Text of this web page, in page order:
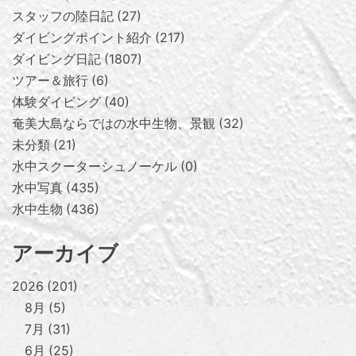
スタッフの陸日記 27
ダイビングポイント紹介 217
ダイビング日記 1807
ツアー＆旅行 6
体験ダイビング 40
奄美大島ならではの水中生物、景観 32
未分類 21
水中スクーターシュノーケル 0
水中写真 435
水中生物 436
アーカイブ
2026 201
8月
5
7月
31
6月
25